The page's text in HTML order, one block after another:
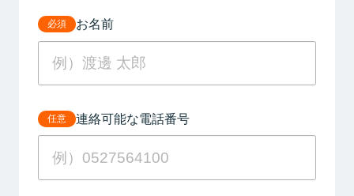
必須 お名前
任意 連絡可能な電話番号